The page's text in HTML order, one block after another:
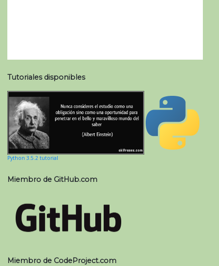
Tutoriales disponibles
Python 3.5.2 tutorial
Miembro de GitHub.com
Miembro de CodeProject.com